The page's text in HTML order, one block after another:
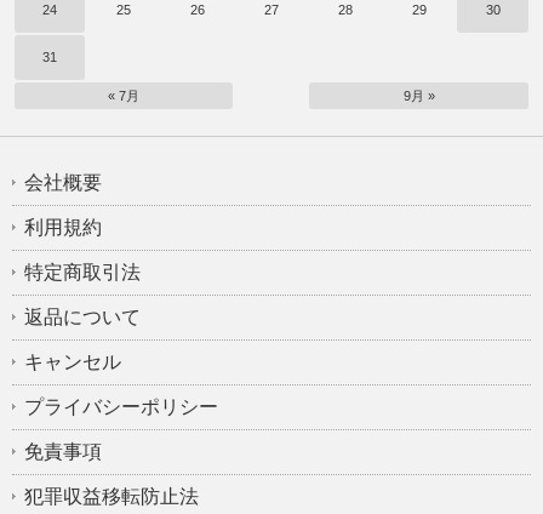
24 25 26 27 28 29 30
31
« 7月 9月 »
会社概要
利用規約
特定商取引法
返品について
キャンセル
プライバシーポリシー
免責事項
犯罪収益移転防止法